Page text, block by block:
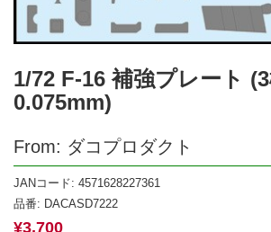
1/72 F-16 補強プレート
0.075mm)
From: ダコプロダクト
JANコード: 4571628227361
品番: DACASD7222
¥3,700